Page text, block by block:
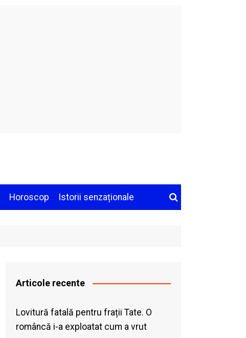
Horoscop Istorii senzaționale
Articole recente
Lovitură fatală pentru frații Tate. O
româncă i-a exploatat cum a vrut